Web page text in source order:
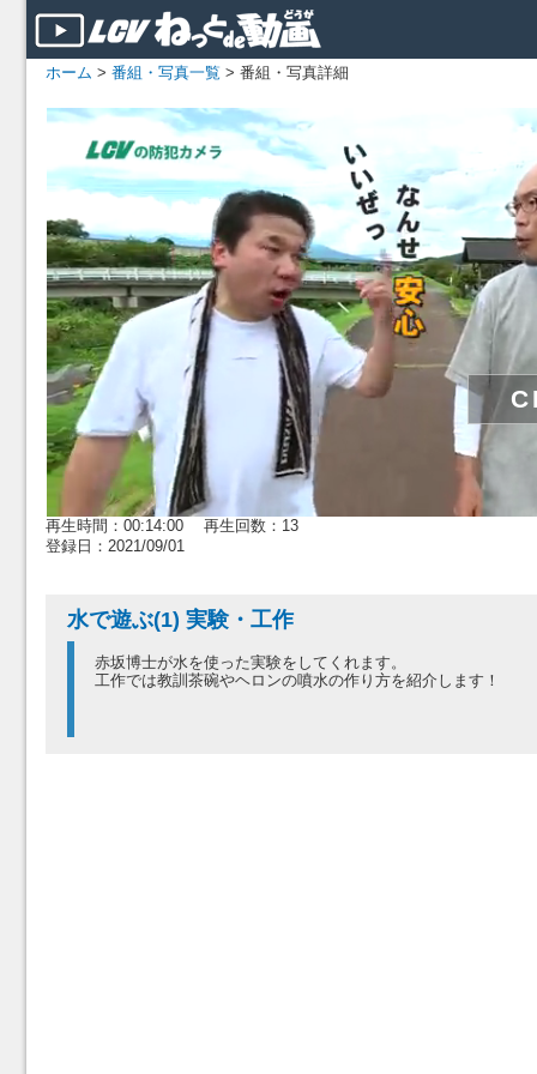
ホーム > 番組・写真一覧 > 番組・写真詳細
再生時間：00:14:00 再生回数：13
登録日：2021/09/01
水で遊ぶ(1) 実験・工作
赤坂博士が水を使った実験をしてくれます。
工作では教訓茶碗やヘロンの噴水の作り方を紹介します！